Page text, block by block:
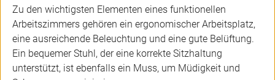
Zu den wichtigsten Elementen eines funktionellen
Arbeitszimmers gehören ein ergonomischer Arbeitsplatz,
eine ausreichende Beleuchtung und eine gute Belüftung.
Ein bequemer Stuhl, der eine korrekte Sitzhaltung
unterstützt, ist ebenfalls ein Muss, um Müdigkeit und